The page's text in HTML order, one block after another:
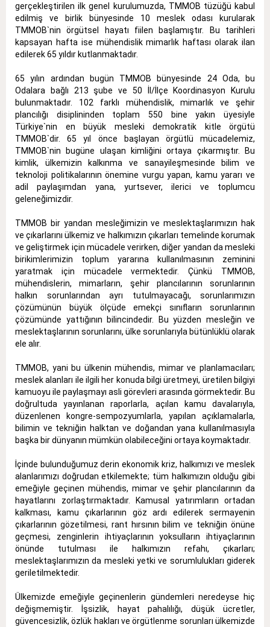
gerçekleştirilen ilk genel kurulumuzda, TMMOB tüzüğü kabul
edilmiş ve birlik bünyesinde 10 meslek odası kurularak
TMMOB`nin örgütsel hayatı fiilen başlamıştır. Bu tarihleri
kapsayan hafta ise mühendislik mimarlık haftası olarak ilan
edilerek 65 yıldır kutlanmaktadır.
65 yılın ardından bugün TMMOB bünyesinde 24 Oda, bu
Odalara bağlı 213 şube ve 50 İl/İlçe Koordinasyon Kurulu
bulunmaktadır. 102 farklı mühendislik, mimarlık ve şehir
plancılığı disiplininden toplam 550 bine yakın üyesiyle
Türkiye`nin en büyük mesleki demokratik kitle örgütü
TMMOB`dir. 65 yıl önce başlayan örgütlü mücadelemiz,
TMMOB`nin bugüne ulaşan kimliğini ortaya çıkarmıştır. Bu
kimlik, ülkemizin kalkınma ve sanayileşmesinde bilim ve
teknoloji politikalarının önemine vurgu yapan, kamu yararı ve
adil paylaşımdan yana, yurtsever, ilerici ve toplumcu
geleneğimizdir.
TMMOB bir yandan mesleğimizin ve meslektaşlarımızın hak
ve çıkarlarını ülkemiz ve halkımızın çıkarları temelinde korumak
ve geliştirmek için mücadele verirken, diğer yandan da mesleki
birikimlerimizin toplum yararına kullanılmasının zeminini
yaratmak için mücadele vermektedir. Çünkü TMMOB,
mühendislerin, mimarların, şehir plancılarının sorunlarının
halkın sorunlarından ayrı tutulmayacağı, sorunlarımızın
çözümünün büyük ölçüde emekçi sınıfların sorunlarının
çözümünde yattığının bilincindedir. Bu yüzden mesleğin ve
meslektaşlarının sorunlarını, ülke sorunlarıyla bütünlüklü olarak
ele alır.
TMMOB, yani bu ülkenin mühendis, mimar ve planlamacıları;
meslek alanları ile ilgili her konuda bilgi üretmeyi, üretilen bilgiyi
kamuoyu ile paylaşmayı asli görevleri arasında görmektedir. Bu
doğrultuda yayınlanan raporlarla, açılan kamu davalarıyla,
düzenlenen kongre-sempozyumlarla, yapılan açıklamalarla,
bilimin ve tekniğin halktan ve doğandan yana kullanılmasıyla
başka bir dünyanın mümkün olabileceğini ortaya koymaktadır.
İçinde bulunduğumuz derin ekonomik kriz, halkımızı ve meslek
alanlarımızı doğrudan etkilemekte; tüm halkımızın olduğu gibi
emeğiyle geçinen mühendis, mimar ve şehir plancılarının da
hayatlarını zorlaştırmaktadır. Kamusal yatırımların ortadan
kalkması, kamu çıkarlarının göz ardı edilerek sermayenin
çıkarlarının gözetilmesi, rant hırsının bilim ve tekniğin önüne
geçmesi, zenginlerin ihtiyaçlarının yoksulların ihtiyaçlarının
önünde tutulması ile halkımızın refahı, çıkarları;
meslektaşlarımızın da mesleki yetki ve sorumlulukları giderek
geriletilmektedir.
Ülkemizde emeğiyle geçinenlerin gündemleri neredeyse hiç
değişmemiştir. İşsizlik, hayat pahalılığı, düşük ücretler,
güvencesizlik, özlük hakları ve örgütlenme sorunları ülkemizde